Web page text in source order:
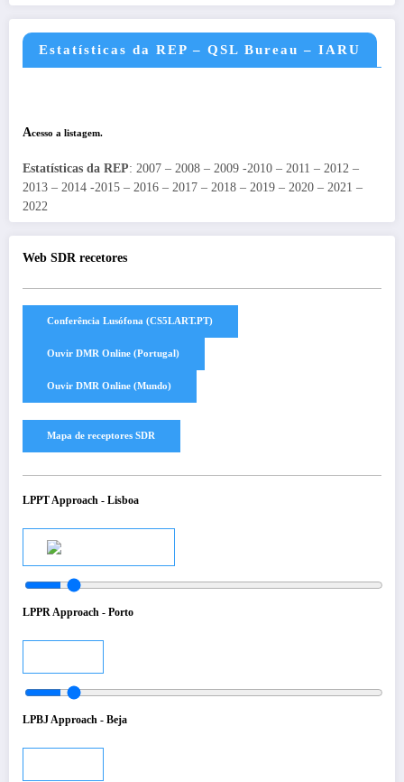
Estatísticas da REP – QSL Bureau – IARU
Acesso a listagem.
Estatísticas da REP: 2007 – 2008 – 2009 -2010 – 2011 – 2012 –
2013 – 2014 -2015 – 2016 – 2017 – 2018 – 2019 – 2020 – 2021 –
2022
Web SDR recetores
LPPT Approach - Lisboa
LPPR Approach - Porto
LPBJ Approach - Beja